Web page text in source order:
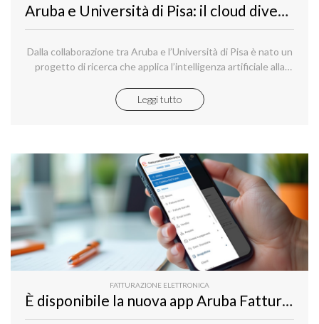
Aruba e Università di Pisa: il cloud diventa intelligente (e sostenibile)
Dalla collaborazione tra Aruba e l’Università di Pisa è nato un
progetto di ricerca che applica l’intelligenza artificiale alla
consumi energetici e migliorare l’efficienza operativa.
Leggi tutto
FATTURAZIONE ELETTRONICA
È disponibile la nuova app Aruba Fatturazione Elettronica